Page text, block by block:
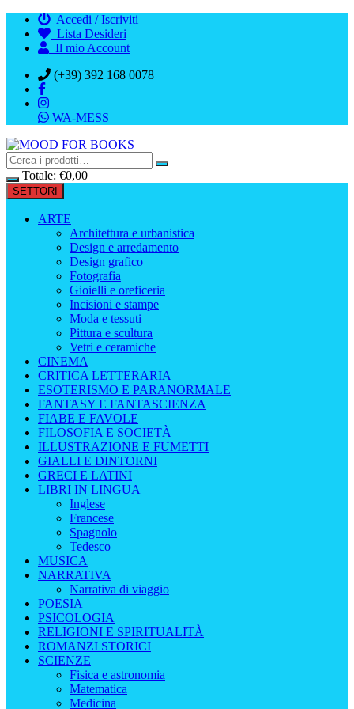
contenuto
Accedi / Iscriviti
Lista Desideri
Il mio Account
(+39) 392 168 0078
WA-MESS
Totale: €0,00
SETTORI
ARTE
Architettura e urbanistica
Design e arredamento
Design grafico
Fotografia
Gioielli e oreficeria
Incisioni e stampe
Moda e tessuti
Pittura e scultura
Vetri e ceramiche
CINEMA
CRITICA LETTERARIA
ESOTERISMO E PARANORMALE
FANTASY E FANTASCIENZA
FIABE E FAVOLE
FILOSOFIA E SOCIETÀ
ILLUSTRAZIONE E FUMETTI
GIALLI E DINTORNI
GRECI E LATINI
LIBRI IN LINGUA
Inglese
Francese
Spagnolo
Tedesco
MUSICA
NARRATIVA
Narrativa di viaggio
POESIA
PSICOLOGIA
RELIGIONI E SPIRITUALITÀ
ROMANZI STORICI
SCIENZE
Fisica e astronomia
Matematica
Medicina